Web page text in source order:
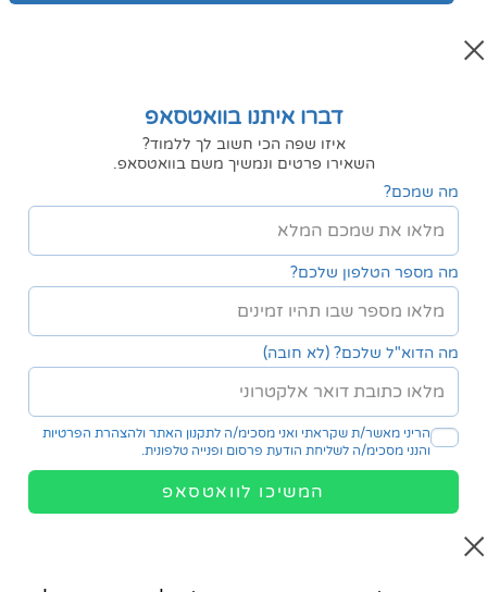
דברו איתנו בוואטסאפ
איזו שפה הכי חשוב לך ללמוד?
השאירו פרטים ונמשיך משם בוואטסאפ.
מה שמכם?
מה מספר הטלפון שלכם?
מה הדוא"ל שלכם? (לא חובה)
הריני מאשר/ת שקראתי ואני מסכימ/ה לתקנון האתר ולהצהרת הפרטיות
והנני מסכימ/ה לשליחת הודעת פרסום ופנייה טלפונית.
המשיכו לוואטסאפ